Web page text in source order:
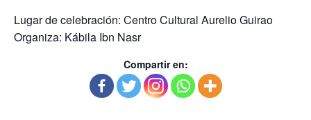
Lugar de celebración: Centro Cultural Aurelio Guirao
Organiza: Kábila Ibn Nasr
Compartir en: